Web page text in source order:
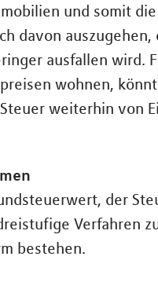
und somit
davon auszugehen,
ausfallen wird.
wohnen,
weiterhin von
der
Verfahren
bestehen.